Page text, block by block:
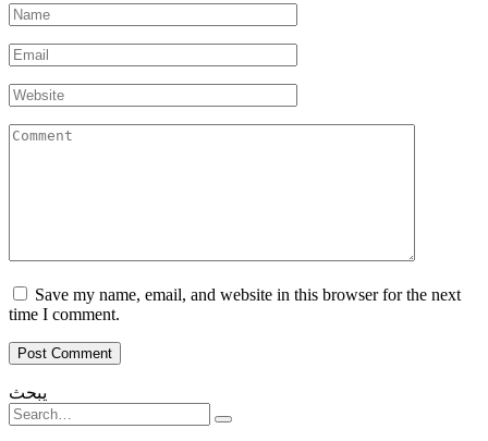
Name
*
Email
*
Website
Comment
Save my name, email, and website in this browser for the next
time I comment.
يبحث
Search
for: